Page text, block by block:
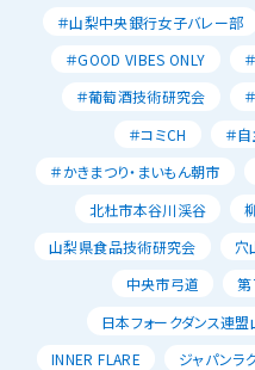
＃山梨中央銀行女子バレー部
＃GOOD VIBES ONLY
＃葡萄酒技術研究会
＃コミCH
＃
＃かきまつり・まいもん朝市
北杜市本谷川渓谷
山梨県食品技術研究会
穴
中央市弓道
第
日本フォークダンス連
INNER FLARE
ジャパンラ